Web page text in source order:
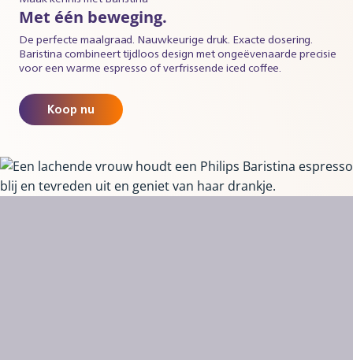
Met één beweging.
De perfecte maalgraad. Nauwkeurige druk. Exacte dosering.
Baristina combineert tijdloos design met ongeëvenaarde precisie
voor een warme espresso of verfrissende iced coffee.
Koop nu